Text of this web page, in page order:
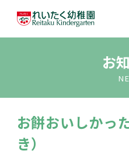
幼稚園のこと
大切にしている
幼稚園での生活
お
お餅おいしかっ
き）